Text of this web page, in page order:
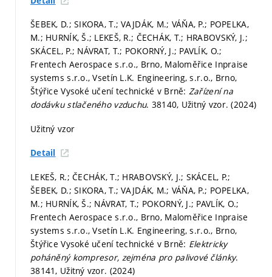
ŠEBEK, D.; SIKORA, T.; VAJDÁK, M.; VÁŇA, P.; POPELKA,
M.; HURNÍK, Š.; LEKEŠ, R.; ČECHÁK, T.; HRABOVSKÝ, J.;
SKÁCEL, P.; NÁVRAT, T.; POKORNÝ, J.; PAVLÍK, O.;
Frentech Aerospace s.r.o., Brno, Maloměřice Inpraise
systems s.r.o., Vsetín L.K. Engineering, s.r.o., Brno,
Štýřice Vysoké učení technické v Brně: Zařízení na
dodávku stlačeného vzduchu. 38140, Užitný vzor. (2024)
Užitný vzor
Detail
LEKEŠ, R.; ČECHÁK, T.; HRABOVSKÝ, J.; SKÁCEL, P.;
ŠEBEK, D.; SIKORA, T.; VAJDÁK, M.; VÁŇA, P.; POPELKA,
M.; HURNÍK, Š.; NÁVRAT, T.; POKORNÝ, J.; PAVLÍK, O.;
Frentech Aerospace s.r.o., Brno, Maloměřice Inpraise
systems s.r.o., Vsetín L.K. Engineering, s.r.o., Brno,
Štýřice Vysoké učení technické v Brně: Elektricky
poháněný kompresor, zejména pro palivové články.
38141, Užitný vzor. (2024)